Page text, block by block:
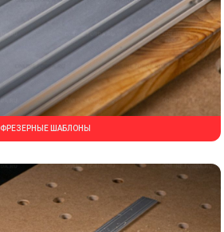
ФРЕЗЕРНЫЕ ШАБЛОНЫ